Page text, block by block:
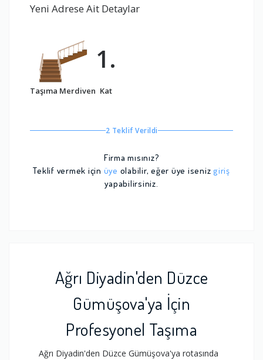
Yeni Adrese Ait Detaylar
Taşıma Merdiven
1.
Kat
2 Teklif Verildi
Firma mısınız?
Teklif vermek için üye olabilir, eğer üye iseniz giriş
yapabilirsiniz.
Ağrı Diyadin'den Düzce
Gümüşova'ya İçin
Profesyonel Taşıma
Ağrı Diyadin'den Düzce Gümüşova'ya rotasında